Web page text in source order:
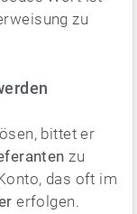
zu
bittet er
zu
das oft im
erfolgen.